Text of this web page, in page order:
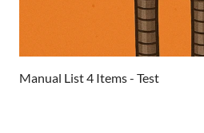
Manual List 4 Items - Test